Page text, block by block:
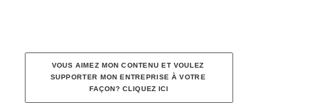
VOUS AIMEZ MON CONTENU ET VOULEZ
SUPPORTER MON ENTREPRISE À VOTRE
FAÇON? CLIQUEZ ICI